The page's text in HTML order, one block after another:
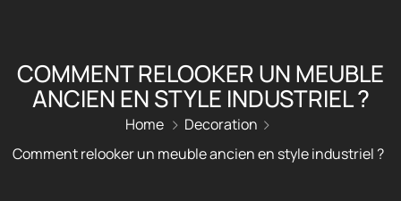
COMMENT RELOOKER UN MEUBLE
ANCIEN EN STYLE INDUSTRIEL ?
Home
Decoration
Comment relooker un meuble ancien en style industriel ?